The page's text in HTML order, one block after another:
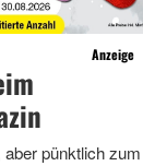
Anzeige
pünktlich zum